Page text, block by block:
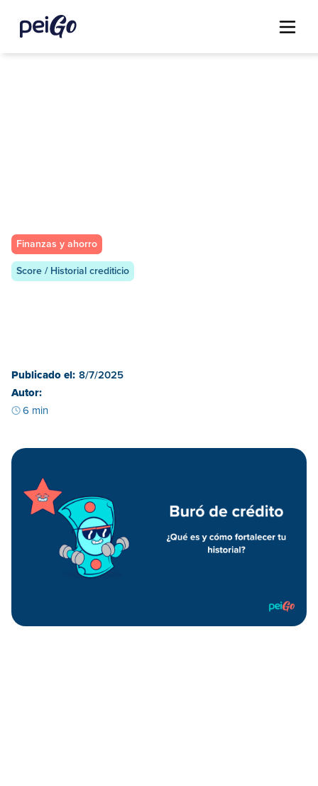
Finanzas y ahorro
Score / Historial crediticio
Publicado el: 8/7/2025
Autor:
6 min